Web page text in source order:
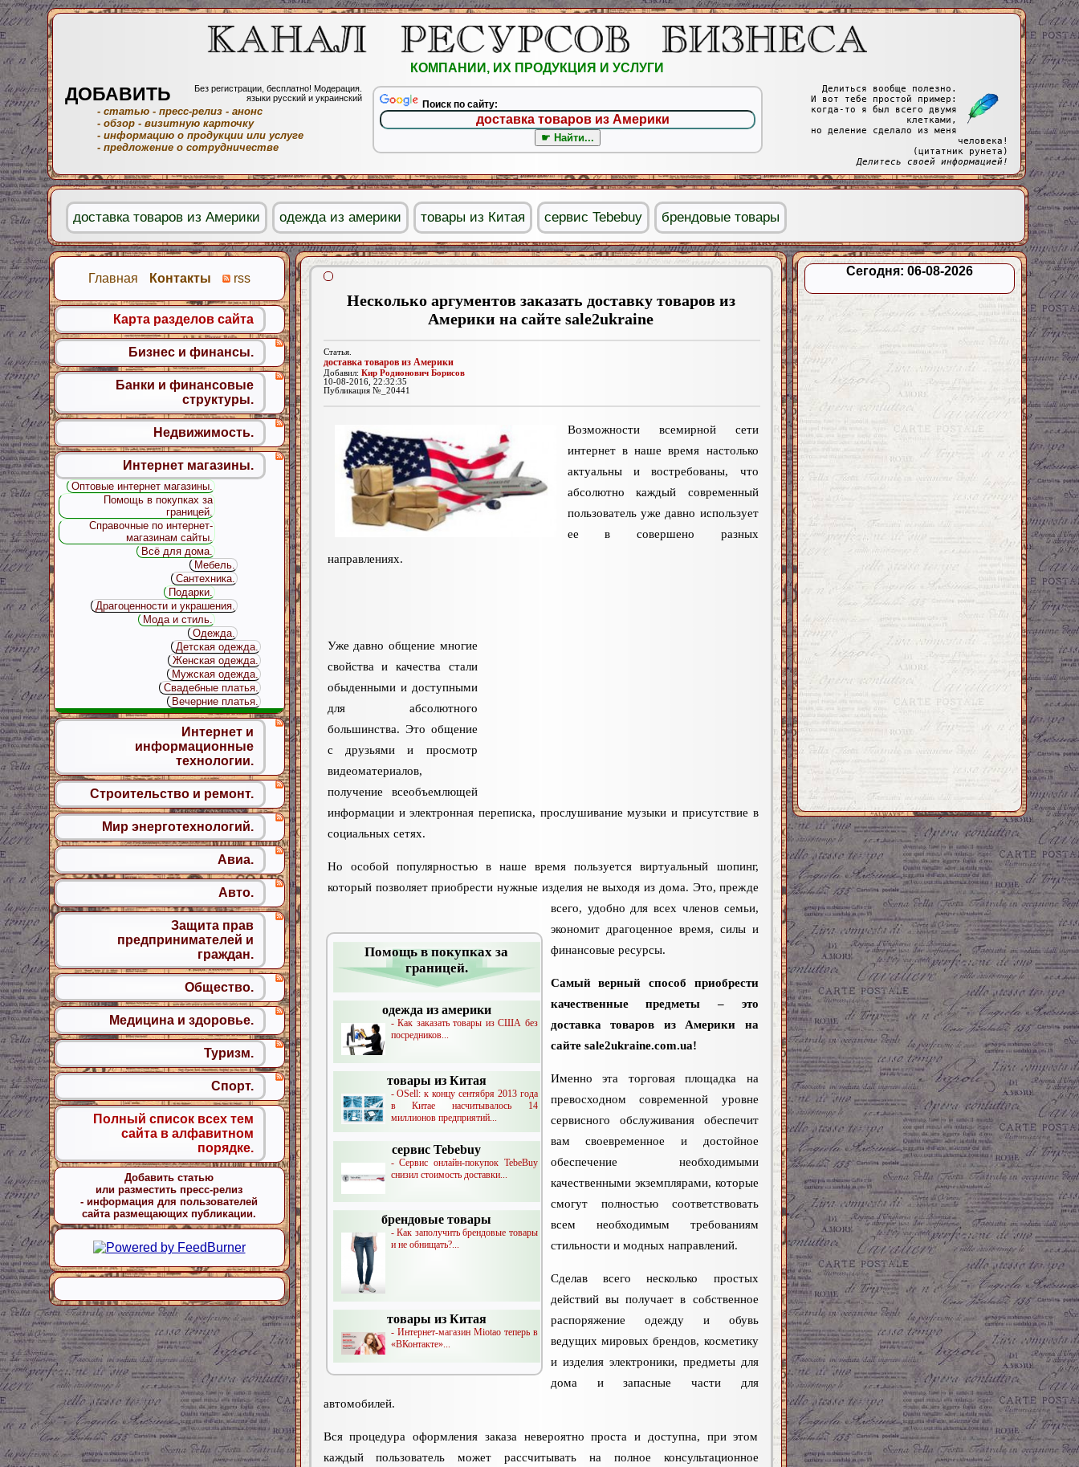
Несколько аргументов заказать доставку товаров из
Америки на сайте sale2ukraine
Статья.
доставка товаров из Америки
Добавил: Кир Родионович Борисов
10-08-2016, 22:32:35
Публикация №_20441
Помощь в покупках за
границей.
одежда из америки
- Как заказать товары из США без
посредников...
товары из Китая
- OSell: к концу сентября 2013 года
в Китае насчитывалось 14
миллионов предприятий...
сервис Tebebuy
- Сервис онлайн-покупок TebeBuy
снизил стоимость доставки...
брендовые товары
- Как заполучить брендовые товары
и не обнищать?...
товары из Китая
- Интернет-магазин Miotao теперь в
«ВКонтакте»...
Возможности всемирной сети
интернет в наше время настолько
актуальны и востребованы, что
абсолютно каждый современный
пользователь уже давно использует
ее в совершено разных
направлениях.
Уже давно общение многие
свойства и качества стали
обыденными и доступными
для абсолютного
большинства. Это общение
с друзьями и просмотр
видеоматериалов,
получение всеобъемлющей
информации и электронная переписка, прослушивание музыки и присутствие в
социальных сетях.
Но особой популярностью в наше время пользуется виртуальный шопинг,
который позволяет приобрести нужные изделия не выходя из дома. Это, прежде
всего, удобно для всех членов семьи,
экономит драгоценное время, силы и
финансовые ресурсы.
Самый верный способ приобрести
качественные предметы – это
доставка товаров из Америки на
сайте sale2ukraine.com.ua!
Именно эта торговая площадка на
превосходном современной уровне
сервисного обслуживания обеспечит
вам своевременное и достойное
обеспечение необходимыми
качественными экземплярами, которые
смогут полностью соответствовать
всем необходимым требованиям
стильности и модных направлений.
Сделав всего несколько простых
действий вы получает в собственное
распоряжение одежду и обувь
ведущих мировых брендов, косметику
и изделия электроники, предметы для
дома и запасные части для
автомобилей.
Вся процедура оформления заказа невероятно проста и доступна, при этом
каждый пользователь может рассчитывать на полное консультационное
Сегодня: 06-08-2026
Главная Контакты rss
Карта разделов сайта
Бизнес и финансы.
Банки и финансовые
структуры.
Недвижимость.
Интернет магазины.
Оптовые интернет магазины.
Помощь в покупках за
границей.
Справочные по интернет-
магазинам сайты.
Всё для дома.
Мебель.
Сантехника.
Подарки.
Драгоценности и украшения.
Мода и стиль.
Одежда.
Детская одежда.
Женская одежда.
Мужская одежда.
Свадебные платья.
Вечерние платья.
Интернет и
информационные
технологии.
Строительство и ремонт.
Мир энерготехнологий.
Авиа.
Авто.
Защита прав
предпринимателей и
граждан.
Общество.
Медицина и здоровье.
Туризм.
Спорт.
Полный список всех тем
сайта в алфавитном
порядке.
Добавить статью
или разместить пресс-релиз
- информация для пользователей
сайта размещающих публикации.
КОМПАНИИ, ИХ ПРОДУКЦИЯ И УСЛУГИ
ДОБАВИТЬ
Без регистрации, бесплатно! Модерация.
языки русский и украинский
- статью - пресс-релиз - анонс
- обзор - визитную карточку
- информацию о продукции или услуге
- предложение о сотрудничестве
Поиск по сайту:
Делиться вообще полезно.
И вот тебе простой пример:
когда-то я был всего двумя
клетками,
но деление сделало из меня
человека!
(цитатник рунета)
Делитесь своей информацией!
доставка товаров из Америки одежда из америки товары из Китая сервис Tebebuy брендовые товары